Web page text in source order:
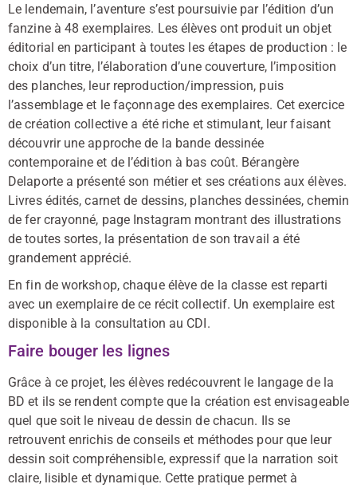
Le lendemain, l’aventure s’est poursuivie par l’édition d’un
fanzine à 48 exemplaires. Les élèves ont produit un objet
éditorial en participant à toutes les étapes de production : le
choix d’un titre, l’élaboration d’une couverture, l’imposition
des planches, leur reproduction/impression, puis
l’assemblage et le façonnage des exemplaires. Cet exercice
de création collective a été riche et stimulant, leur faisant
découvrir une approche de la bande dessinée
contemporaine et de l’édition à bas coût. Bérangère
Delaporte a présenté son métier et ses créations aux élèves.
Livres édités, carnet de dessins, planches dessinées, chemin
de fer crayonné, page Instagram montrant des illustrations
de toutes sortes, la présentation de son travail a été
grandement apprécié.
En fin de workshop, chaque élève de la classe est reparti
avec un exemplaire de ce récit collectif. Un exemplaire est
disponible à la consultation au CDI.
Faire bouger les lignes
Grâce à ce projet, les élèves redécouvrent le langage de la
BD et ils se rendent compte que la création est envisageable
quel que soit le niveau de dessin de chacun. Ils se
retrouvent enrichis de conseils et méthodes pour que leur
dessin soit compréhensible, expressif que la narration soit
claire, lisible et dynamique. Cette pratique permet à